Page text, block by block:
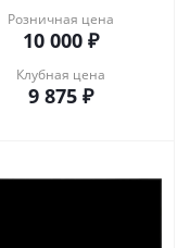
Розничная цена
10 000 ₽
Клубная цена
9 875 ₽